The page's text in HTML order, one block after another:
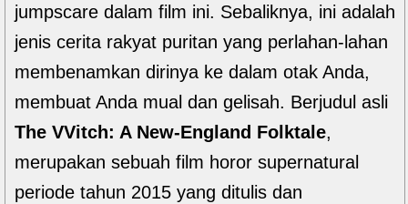
jumpscare dalam film ini. Sebaliknya, ini adalah
jenis cerita rakyat puritan yang perlahan-lahan
membenamkan dirinya ke dalam otak Anda,
membuat Anda mual dan gelisah. Berjudul asli
The VVitch: A New-England Folktale,
merupakan sebuah film horor supernatural
periode tahun 2015 yang ditulis dan